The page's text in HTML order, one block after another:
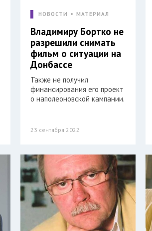
НОВОСТИ МАТЕРИАЛ
Владимиру Бортко не
разрешили снимать
фильм о ситуации на
Донбассе
Также не получил
финансирования его проект
о наполеоновской кампании.
23 сентября 2022